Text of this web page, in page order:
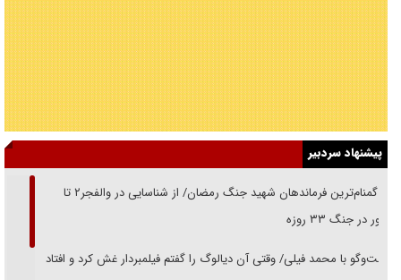
پیشنهاد سردبیر
از گمنام‌ترین فرماندهان شهید جنگ رمضان/ از شناسایی در والفجر۲ تا
حضور در جنگ ۳۳ روزه
گفت‌وگو با محمد فیلی/ وقتی آن دیالوگ را گفتم فیلمبردار غش کرد و افتاد